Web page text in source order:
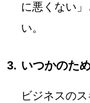
に悪くない
い。
いつかのた
ビジネスの